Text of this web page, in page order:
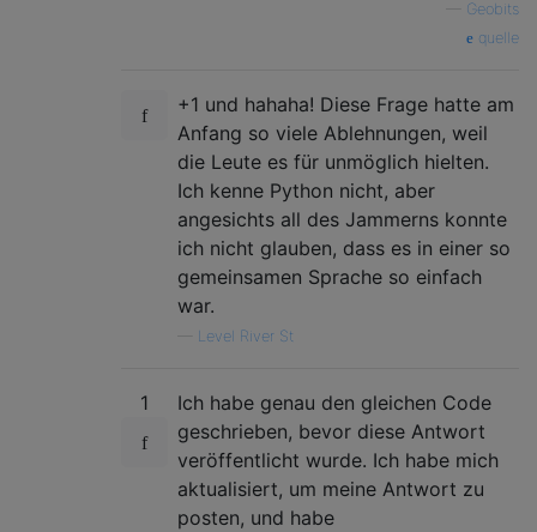
Geobits
quelle
+1 und hahaha! Diese Frage hatte am
Anfang so viele Ablehnungen, weil
die Leute es für unmöglich hielten.
Ich kenne Python nicht, aber
angesichts all des Jammerns konnte
ich nicht glauben, dass es in einer so
gemeinsamen Sprache so einfach
war.
Level River St
1
Ich habe genau den gleichen Code
geschrieben, bevor diese Antwort
veröffentlicht wurde. Ich habe mich
aktualisiert, um meine Antwort zu
posten, und habe